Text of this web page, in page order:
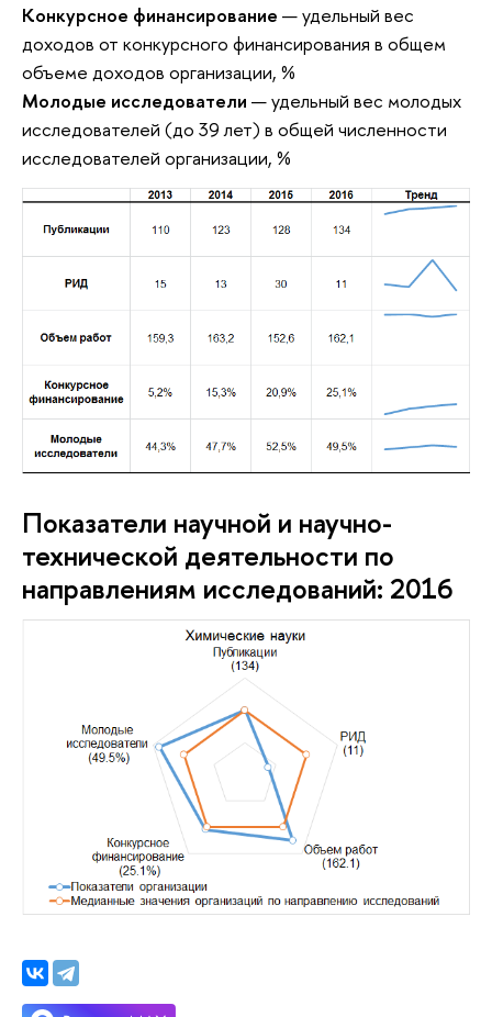
Конкурсное финансирование — удельный вес
доходов от конкурсного финансирования в общем
объеме доходов организации, %
Молодые исследователи — удельный вес молодых
исследователей (до 39 лет) в общей численности
исследователей организации, %
Показатели научной и научно-
технической деятельности по
направлениям исследований: 2016